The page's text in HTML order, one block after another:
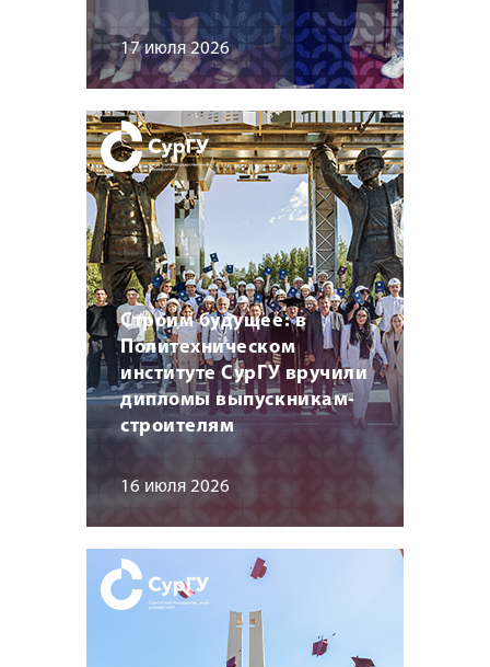
17 июля 2026
Строим будущее: в
Политехническом
институте СурГУ вручили
дипломы выпускникам-
строителям
16 июля 2026